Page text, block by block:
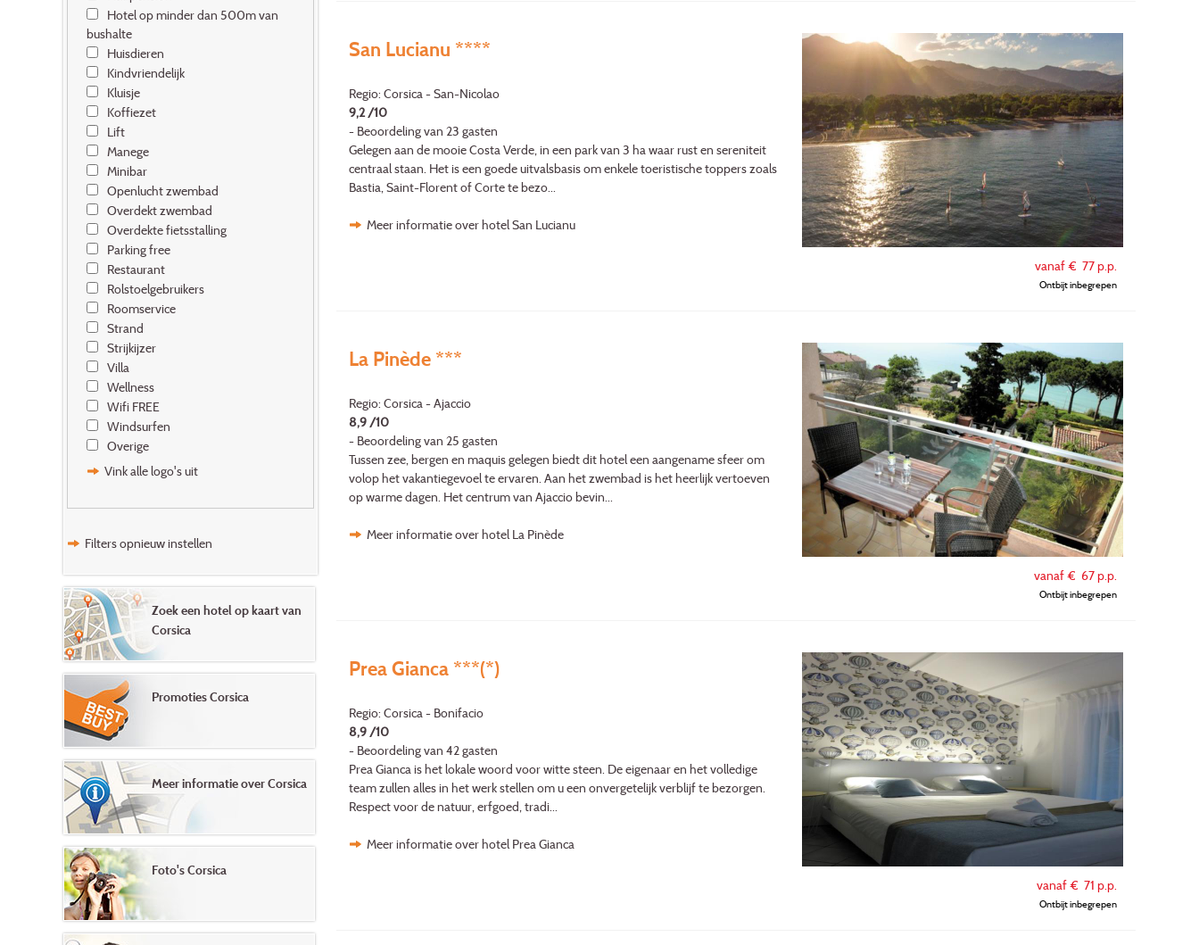
vanaf € 77p.p.
Ontbijt inbegrepen
San Lucianu ****
Regio: Corsica - San-Nicolao
9,2 /10
- Beoordeling van 23 gasten
Gelegen aan de mooie Costa Verde, in een park van 3 ha waar rust en sereniteit
centraal staan. Het is een goede uitvalsbasis om enkele toeristische toppers zoals
Bastia, Saint-Florent of Corte te bezo...
Meer informatie over hotel San Lucianu
vanaf € 67p.p.
Ontbijt inbegrepen
La Pinède ***
Regio: Corsica - Ajaccio
8,9 /10
- Beoordeling van 25 gasten
Tussen zee, bergen en maquis gelegen biedt dit hotel een aangename sfeer om
volop het vakantiegevoel te ervaren. Aan het zwembad is het heerlijk vertoeven
op warme dagen. Het centrum van Ajaccio bevin...
Meer informatie over hotel La Pinède
vanaf € 71 p.p.
Ontbijt inbegrepen
Prea Gianca ***(*)
Regio: Corsica - Bonifacio
8,9 /10
- Beoordeling van 42 gasten
Prea Gianca is het lokale woord voor witte steen. De eigenaar en het volledige
team zullen alles in het werk stellen om u een onvergetelijk verblijf te bezorgen.
Respect voor de natuur, erfgoed, tradi...
Meer informatie over hotel Prea Gianca
bushalte
Huisdieren
Kindvriendelijk
Kluisje
Koffiezet
Lift
Manege
Minibar
Openlucht zwembad
Overdekt zwembad
Overdekte fietsstalling
Parking free
Restaurant
Rolstoelgebruikers
Roomservice
Strand
Strijkijzer
Villa
Wellness
Wifi FREE
Windsurfen
Overige
Vink alle logo's uit
Filters opnieuw instellen
Zoek een hotel op kaart van
Corsica
Promoties Corsica
Meer informatie over Corsica
Foto's Corsica